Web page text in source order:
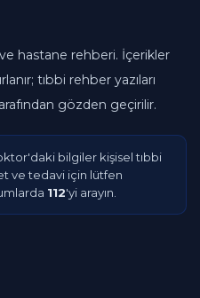
hastane rehberi. İçerikler
tıbbi rehber yazıları
gözden geçirilir.
bilgiler kişisel tıbbi
ve tedavi için lütfen
112'yi arayın.